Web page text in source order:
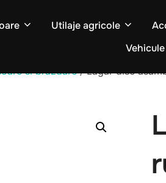
Utilaje agricole
si brazdare/ Lagar disc